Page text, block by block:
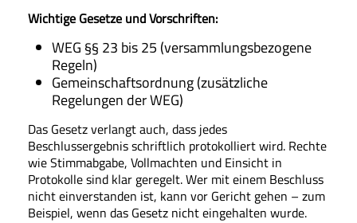
Wichtige Gesetze und Vorschriften:
WEG §§ 23 bis 25 (versammlungsbezogene
Regeln)
Gemeinschaftsordnung (zusätzliche
Regelungen der WEG)
Das Gesetz verlangt auch, dass jedes
Beschlussergebnis schriftlich protokolliert wird. Rechte
wie Stimmabgabe, Vollmachten und Einsicht in
Protokolle sind klar geregelt. Wer mit einem Beschluss
nicht einverstanden ist, kann vor Gericht gehen – zum
Beispiel, wenn das Gesetz nicht eingehalten wurde.